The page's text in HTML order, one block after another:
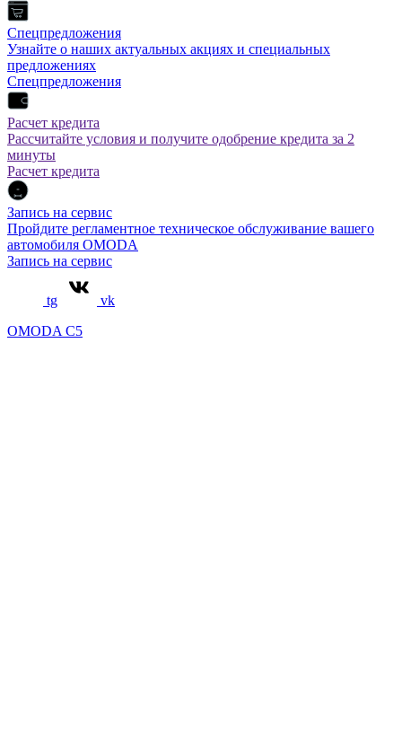
Спецпредложения
Узнайте о наших актуальных акциях и специальных
предложениях
Спецпредложения
Расчет кредита
Рассчитайте условия и получите одобрение кредита за 2
минуты
Расчет кредита
Запись на сервис
Пройдите регламентное техническое обслуживание вашего
автомобиля OMODA
Запись на сервис
tg
vk
OMODA C5